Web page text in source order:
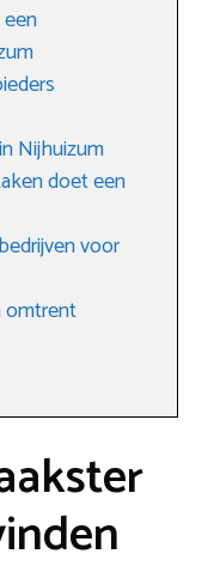
Nijhuizum
doet een
voor
omtrent